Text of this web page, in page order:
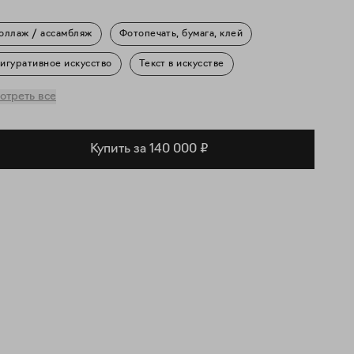
/ ассамбляж Фотопечать, бумага, клей
искусство Текст в искусстве
про искусство
все
Купить за 140 000 ₽